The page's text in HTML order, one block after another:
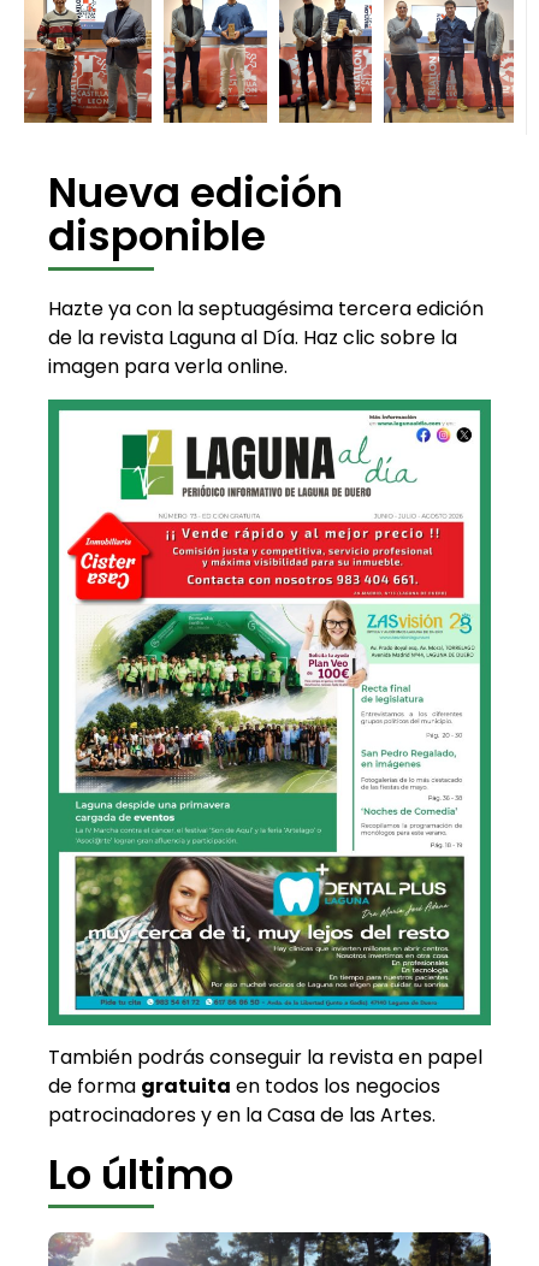
Nueva edición
disponible
Hazte ya con la septuagésima tercera edición
de la revista Laguna al Día. Haz clic sobre la
imagen para verla online.
También podrás conseguir la revista en papel
de forma gratuita en todos los negocios
patrocinadores y en la Casa de las Artes.
Lo último